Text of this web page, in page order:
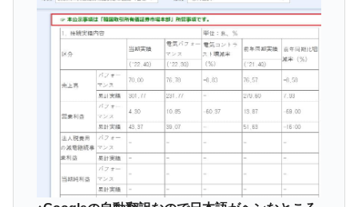
『Money1』
【韓国の外貨準備】2026年07月は4,279億ド
ル。外平債の発行「19.4億ドル」
韓国「ここは北朝鮮なのか。選管がサーバ
ーにウソのデータを入力したのは明白だ」
韓国･李在明さっそく不動産対策で浅薄な発
『Money1』
韓国は「中国と同じく」投資に不適格な国
『Money1』
『韓国銀行』が「金の保有量を増やしま